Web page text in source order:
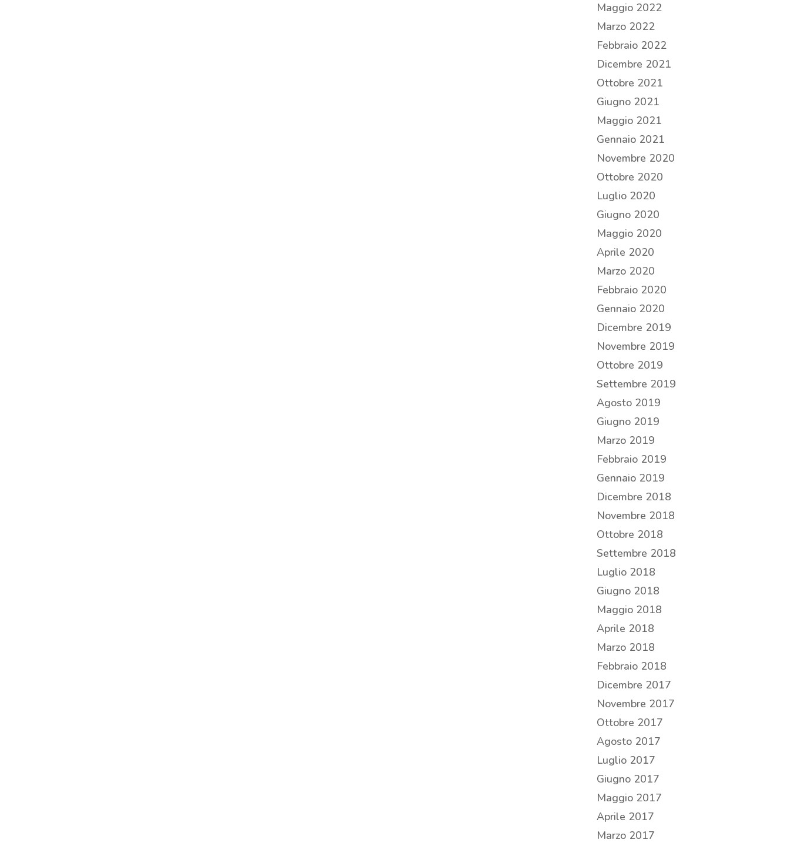
Maggio 2022
Marzo 2022
Febbraio 2022
Dicembre 2021
Ottobre 2021
Giugno 2021
Maggio 2021
Gennaio 2021
Novembre 2020
Ottobre 2020
Luglio 2020
Giugno 2020
Maggio 2020
Aprile 2020
Marzo 2020
Febbraio 2020
Gennaio 2020
Dicembre 2019
Novembre 2019
Ottobre 2019
Settembre 2019
Agosto 2019
Giugno 2019
Marzo 2019
Febbraio 2019
Gennaio 2019
Dicembre 2018
Novembre 2018
Ottobre 2018
Settembre 2018
Luglio 2018
Giugno 2018
Maggio 2018
Aprile 2018
Marzo 2018
Febbraio 2018
Dicembre 2017
Novembre 2017
Ottobre 2017
Agosto 2017
Luglio 2017
Giugno 2017
Maggio 2017
Aprile 2017
Marzo 2017